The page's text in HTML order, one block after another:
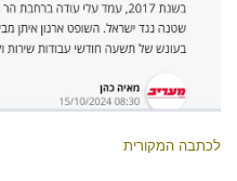
לכתבה המקורית